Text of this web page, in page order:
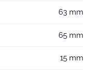
63 mm
65 mm
15 mm